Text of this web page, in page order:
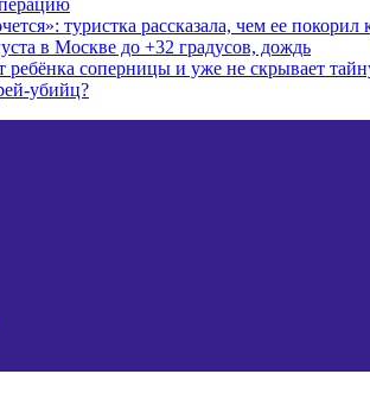
туристка рассказала, чем ее
в Москве до +32 градусов, дождь
соперницы и уже не скрывает
убийц?